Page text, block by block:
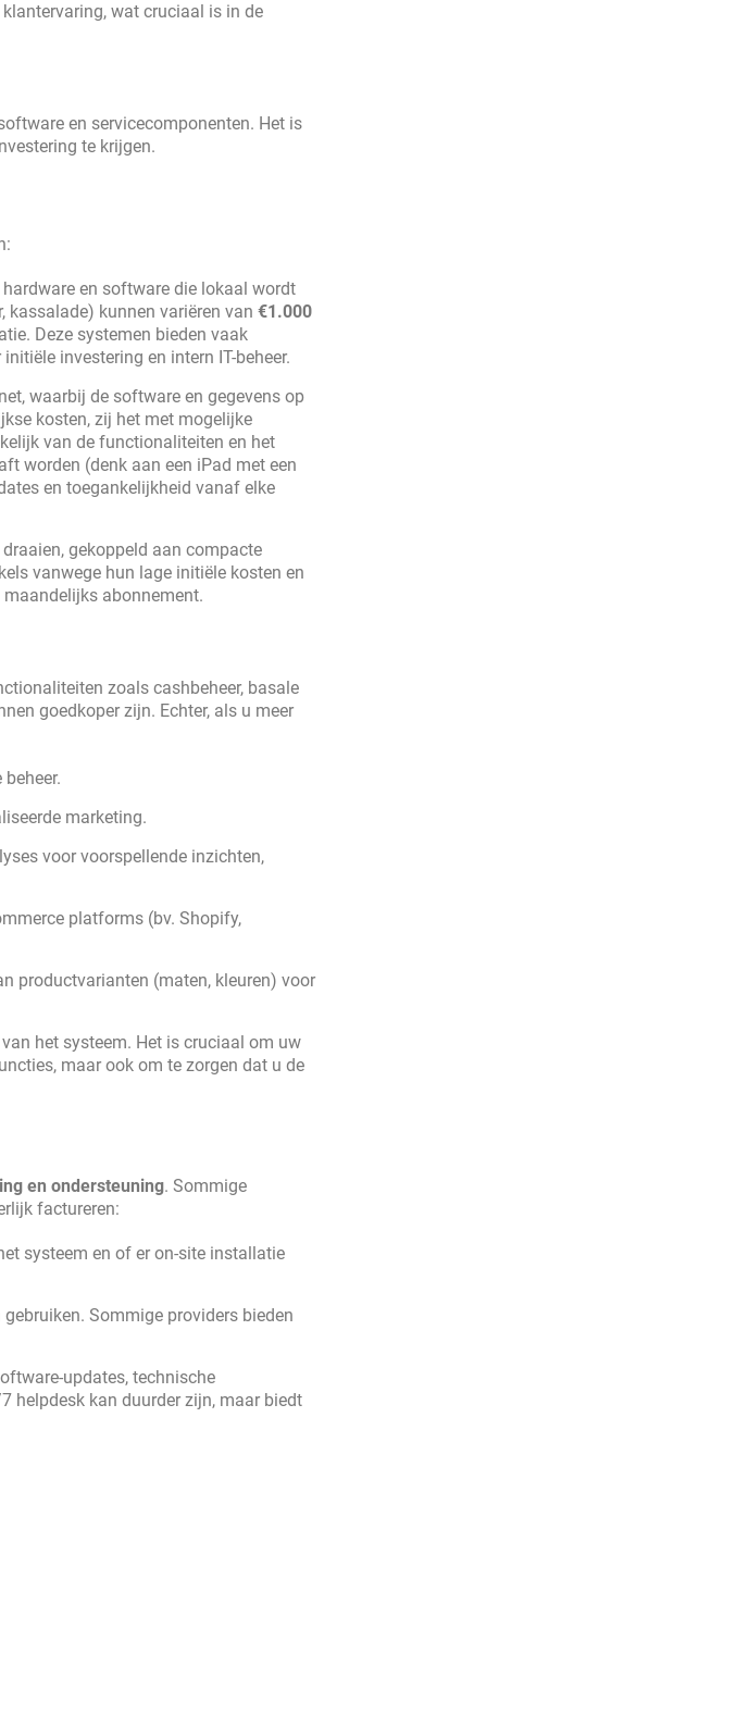
wat cruciaal is in de
en servicecomponenten. Het is
te krijgen.
en software die lokaal wordt
kassalade) kunnen variëren van €1.000
Deze systemen bieden vaak
investering en intern IT-beheer.
waarbij de software en gegevens op
kosten, zij het met mogelijke
van de functionaliteiten en het
worden (denk aan een iPad met een
en toegankelijkheid vanaf elke
draaien, gekoppeld aan compacte
vanwege hun lage initiële kosten en
abonnement.
zoals cashbeheer, basale
goedkoper zijn. Echter, als u meer
marketing.
voor voorspellende inzichten,
platforms (bv. Shopify,
productvarianten (maten, kleuren) voor
het systeem. Het is cruciaal om uw
maar ook om te zorgen dat u de
en ondersteuning. Sommige
factureren:
systeem en of er on-site installatie
Sommige providers bieden
updates, technische
helpdesk kan duurder zijn, maar biedt